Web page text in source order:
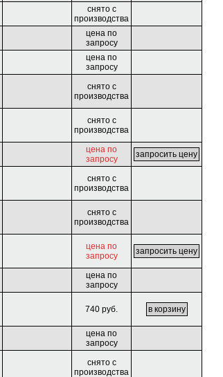
снято с
производства
цена по
запросу
цена по
запросу
снято с
производства
снято с
производства
цена по
запросу
снято с
производства
снято с
производства
цена по
запросу
цена по
запросу
740 руб.
цена по
запросу
снято с
производства